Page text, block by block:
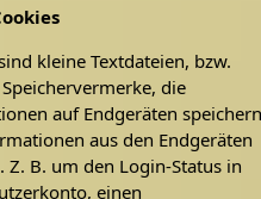
kleine Textdateien, bzw.
die
auf Endgeräten
aus den Endgeräten
Z. B. um den Login-Status in
einen